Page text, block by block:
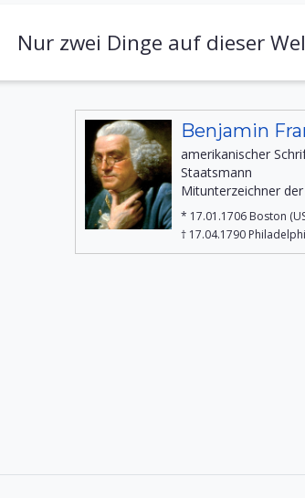
Nur zwei Dinge auf dieser
Benjamin
amerikanischer
Staatsmann
Mitunterzeichner
* 17.01.1706 Boston
† 17.04.1790